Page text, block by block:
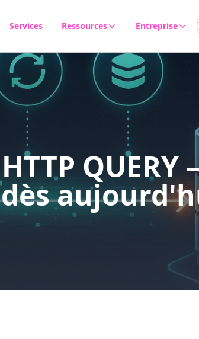
Services Ressources
Produits & outils
Événements
Entreprise
À propos
Carrière
QUERY